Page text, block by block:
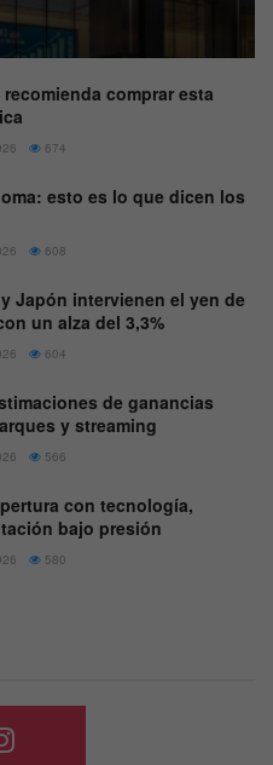
comprar esta
674
esto es lo que dicen los
608
Japón intervienen el yen de
un alza del 3,3%
604
de ganancias
y streaming
566
con tecnología,
bajo presión
580